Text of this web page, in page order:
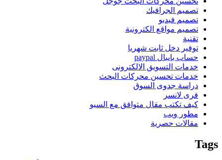
تصميم الجرافيك
تصميم فيديو
تصميم مواقع الكترونية
تقنية
توفير دخل ثابت شهريا
حساب بايبال paypal
خدمات التسويق الالكترونى
خدمات تحسين محركات البحث
دراسة جدوى السوق
فرى لانسر
كيف تكتب مقال متوافق مع السيو
مطور ويب
مقالات حصرية
Tags